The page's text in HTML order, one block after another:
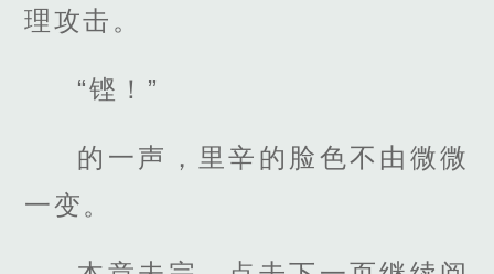
理攻击。
“铿！”
的一声，里辛的脸色不由微微
一变。